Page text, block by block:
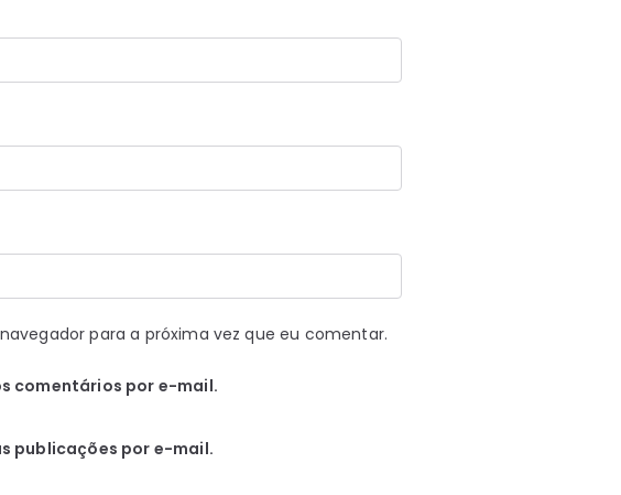
para a próxima vez que eu comentar.
comentários por e-mail.
publicações por e-mail.